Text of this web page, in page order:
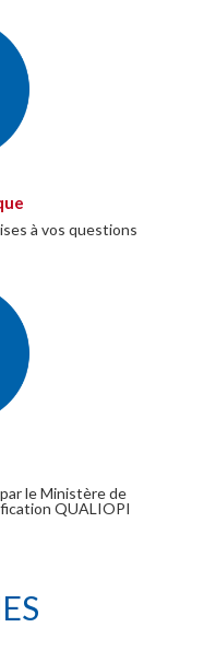
à vos questions
le Ministère de
QUALIOPI